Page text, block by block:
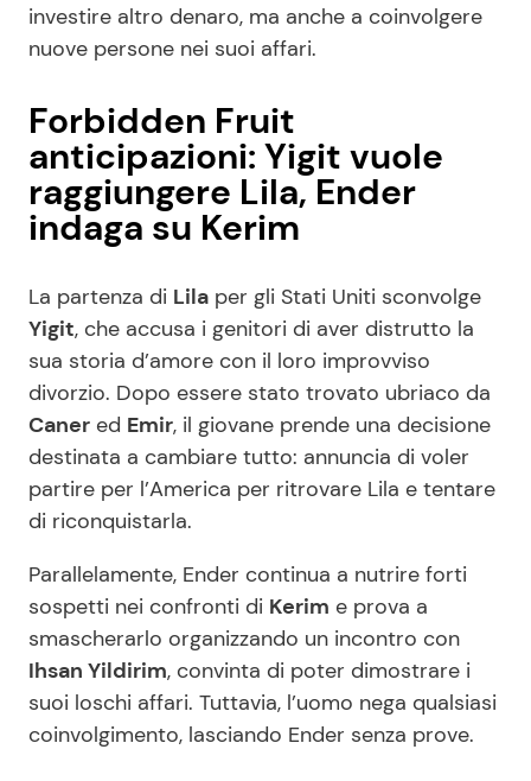
investire altro denaro, ma anche a coinvolgere
nuove persone nei suoi affari.
Forbidden Fruit
anticipazioni: Yigit vuole
raggiungere Lila, Ender
indaga su Kerim
La partenza di Lila per gli Stati Uniti sconvolge
Yigit, che accusa i genitori di aver distrutto la
sua storia d’amore con il loro improvviso
divorzio. Dopo essere stato trovato ubriaco da
Caner ed Emir, il giovane prende una decisione
destinata a cambiare tutto: annuncia di voler
partire per l’America per ritrovare Lila e tentare
di riconquistarla.
Parallelamente, Ender continua a nutrire forti
sospetti nei confronti di Kerim e prova a
smascherarlo organizzando un incontro con
Ihsan Yildirim, convinta di poter dimostrare i
suoi loschi affari. Tuttavia, l’uomo nega qualsiasi
coinvolgimento, lasciando Ender senza prove.